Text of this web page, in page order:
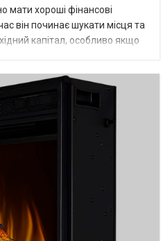
мати хороші фінансові
він починає шукати місця та
капітал, особливо якщо